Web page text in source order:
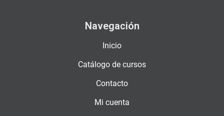
Navegación
Inicio
Catálogo de cursos
Contacto
Mi cuenta